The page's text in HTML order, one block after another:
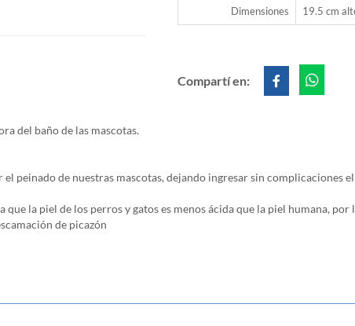
Dimensiones 19.5 cm
Compartí en:
del baño de las mascotas.
peinado de nuestras mascotas, dejando ingresar sin complicaciones
la piel de los perros y gatos es menos ácida que la piel humana,
de picazón